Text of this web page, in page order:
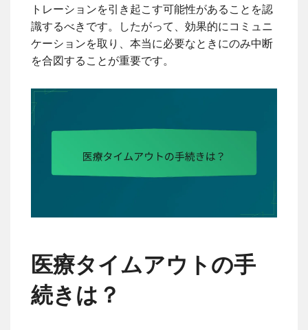
トレーションを引き起こす可能性があることを認
識するべきです。したがって、効果的にコミュニ
ケーションを取り、本当に必要なときにのみ中断
を合図することが重要です。
医療タイムアウトの手
続きは？